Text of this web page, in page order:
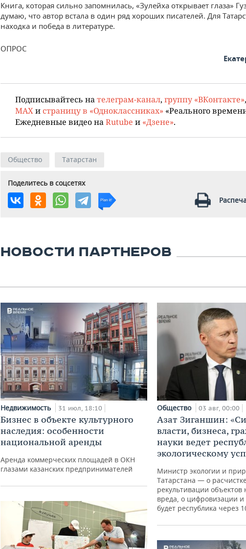
Книга, которая сильно запомнилась, «Зулейха открывает глаза»
думаю, что автор встала в один ряд хороших писателей. Для
находка и победа в литературе.
ОПРОС
Подписывайтесь на телеграм-канал, группу «ВКонтакте»,
MAX и страницу в «Одноклассниках» «Реального
Ежедневные видео на Rutube и «Дзене».
Общество Татарстан
Поделитесь в соцсетях
НОВОСТИ ПАРТНЕРОВ
Недвижимость 31 июл, 18:10
Бизнес в объекте культурного
наследия: особенности
национальной аренды
Аренда коммерческих площадей в ОКН
глазами казанских предпринимателей
Общество 03 авг, 00:00
Азат Зиганшин:
власти, бизнеса,
науки ведет
экологическому
Министр экологии и
Татарстана — о
рекультивации объектов
вреда, о цифровизации и
будет республика через